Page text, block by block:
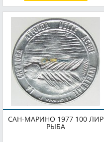
САН-МАРИНО 1977 100 ЛИР
РЫБА